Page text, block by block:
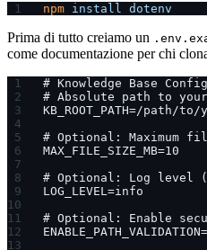
npm install dotenv
Prima di tutto creiamo un
come documentazione per chi
# Knowledge Base
# Absolute path to
KB_ROOT_PATH=/path/
# Optional: Maximum
MAX_FILE_SIZE_MB=10
# Optional: Log level
LOG_LEVEL=info
# Optional: Enable